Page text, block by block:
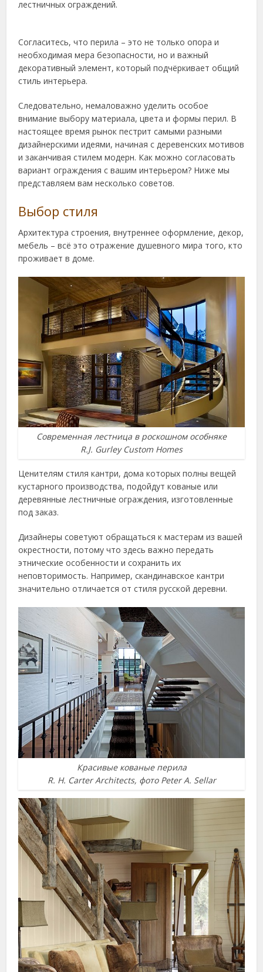
лестничных ограждений.
Согласитесь, что перила – это не только опора и
необходимая мера безопасности, но и важный
декоративный элемент, который подчёркивает общий
стиль интерьера.
Следовательно, немаловажно уделить особое
внимание выбору материала, цвета и формы перил. В
настоящее время рынок пестрит самыми разными
дизайнерскими идеями, начиная с деревенских мотивов
и заканчивая стилем модерн. Как можно согласовать
вариант ограждения с вашим интерьером? Ниже мы
представляем вам несколько советов.
Выбор стиля
Архитектура строения, внутреннее оформление, декор,
мебель – всё это отражение душевного мира того, кто
проживает в доме.
Современная лестница в роскошном особняке
R.J. Gurley Custom Homes
Ценителям стиля кантри, дома которых полны вещей
кустарного производства, подойдут кованые или
деревянные лестничные ограждения, изготовленные
под заказ.
Дизайнеры советуют обращаться к мастерам из вашей
окрестности, потому что здесь важно передать
этнические особенности и сохранить их
неповторимость. Например, скандинавское кантри
значительно отличается от стиля русской деревни.
Красивые кованые перила
R. H. Carter Architects, фото Peter A. Sellar